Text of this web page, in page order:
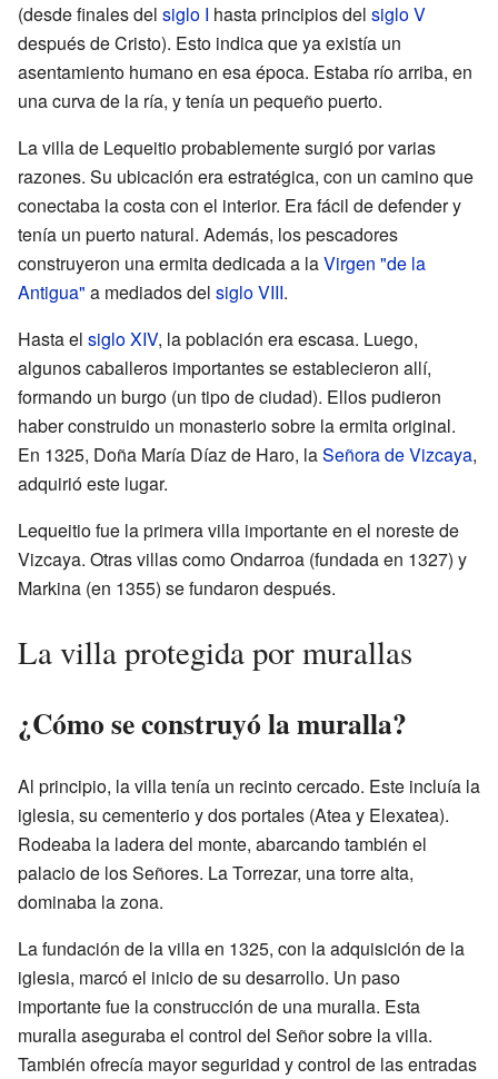
(desde finales del siglo I hasta principios del siglo V
después de Cristo). Esto indica que ya existía un
asentamiento humano en esa época. Estaba río arriba, en
una curva de la ría, y tenía un pequeño puerto.
La villa de Lequeitio probablemente surgió por varias
razones. Su ubicación era estratégica, con un camino que
conectaba la costa con el interior. Era fácil de defender y
tenía un puerto natural. Además, los pescadores
construyeron una ermita dedicada a laVirgen "de la
Antigua" a mediados del siglo VIII.
Hasta el siglo XIV, la población era escasa. Luego,
algunos caballeros importantes se establecieron allí,
formando un burgo (un tipo de ciudad). Ellos pudieron
haber construido un monasterio sobre la ermita original.
En 1325, Doña María Díaz de Haro, laSeñora de Vizcaya,
adquirió este lugar.
Lequeitio fue la primera villa importante en el noreste de
Vizcaya. Otras villas como Ondarroa (fundada en 1327) y
Markina (en 1355) se fundaron después.
La villa protegida por murallas
¿Cómo se construyó la muralla?
Al principio, la villa tenía un recinto cercado. Este incluía la
iglesia, su cementerio y dos portales (Atea y Elexatea).
Rodeaba la ladera del monte, abarcando también el
palacio de los Señores. La Torrezar, una torre alta,
dominaba la zona.
La fundación de la villa en 1325, con la adquisición de la
iglesia, marcó el inicio de su desarrollo. Un paso
importante fue la construcción de una muralla. Esta
muralla aseguraba el control del Señor sobre la villa.
También ofrecía mayor seguridad y control de las entradas